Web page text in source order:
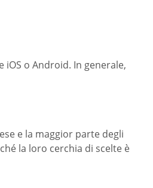
o Android. In generale,
e la maggior parte degli
la loro cerchia di scelte è